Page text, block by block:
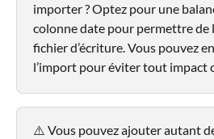
importer ? Optez pour une
colonne date pour permettre de
fichier d’écriture. Vous pouvez
l’import pour éviter tout impact
⚠️ Vous pouvez ajouter autant